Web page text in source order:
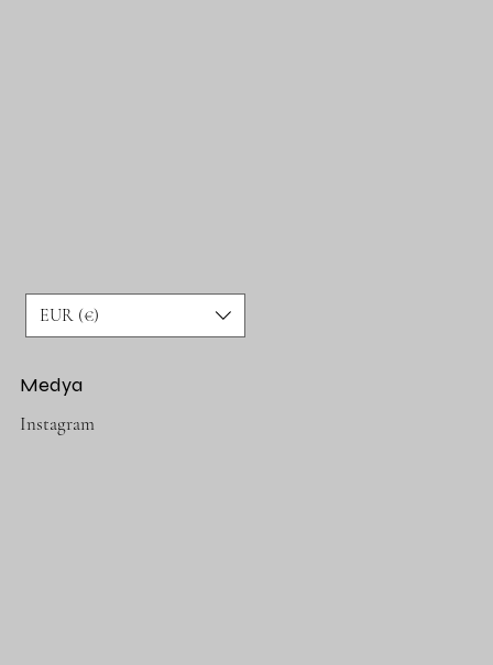
EUR (€)
Medya
Instagram